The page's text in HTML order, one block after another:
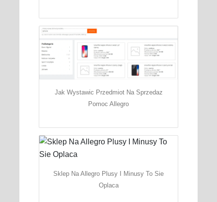
Jak Wystawic Przedmiot Na Sprzedaz
Pomoc Allegro
Sklep Na Allegro Plusy I Minusy To Sie
Oplaca